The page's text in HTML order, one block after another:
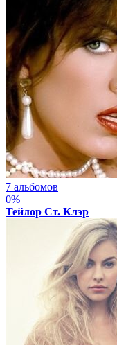
7 альбомов
0%
Тейлор Ст. Клэр